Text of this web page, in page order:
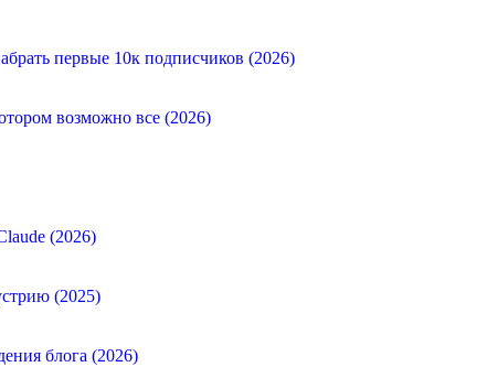
первые 10к подписчиков (2026)
возможно все (2026)
(2026)
(2025)
блога (2026)